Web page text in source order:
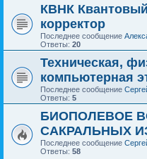
КВНК
корректор
Последнее сообщение
Ответы: 20
Техническая,
компьютерная
Последнее сообщение
Ответы: 5
БИОПОЛЕВОЕ
САКРАЛЬНЫХ
Последнее сообщение
Ответы: 58